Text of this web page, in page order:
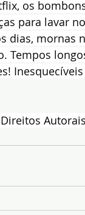
os
para lavar
dias, mornas
Tempos